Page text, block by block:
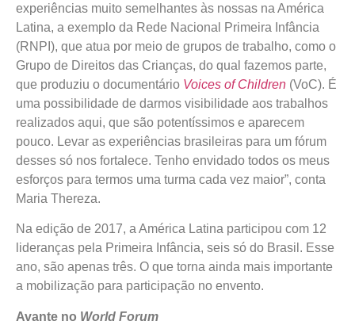
experiências muito semelhantes às nossas na América
Latina, a exemplo da Rede Nacional Primeira Infância
(RNPI), que atua por meio de grupos de trabalho, como o
Grupo de Direitos das Crianças, do qual fazemos parte,
que produziu o documentário Voices of Children (VoC). É
uma possibilidade de darmos visibilidade aos trabalhos
realizados aqui, que são potentíssimos e aparecem
pouco. Levar as experiências brasileiras para um fórum
desses só nos fortalece. Tenho envidado todos os meus
esforços para termos uma turma cada vez maior”, conta
Maria Thereza.
Na edição de 2017, a América Latina participou com 12
lideranças pela Primeira Infância, seis só do Brasil. Esse
ano, são apenas três. O que torna ainda mais importante
a mobilização para participação no envento.
Avante no World Forum